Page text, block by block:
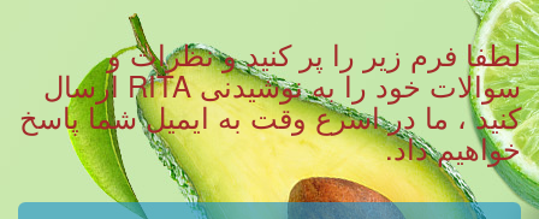
لطفا فرم زیر را پر کنید و نظرات و
سوالات خود را به نوشیدنی RITA ارسال
کنید ، ما در اسرع وقت به ایمیل شما پاسخ
خواهیم داد.